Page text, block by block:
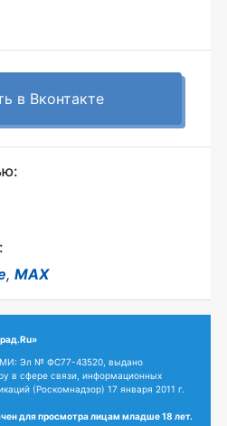
в Вконтакте
, MAX
Эл № ФС77-43520, выдано
в сфере связи, информационных
(Роскомнадзор) 17 января 2011 г.
для просмотра лицам младше 18 лет.